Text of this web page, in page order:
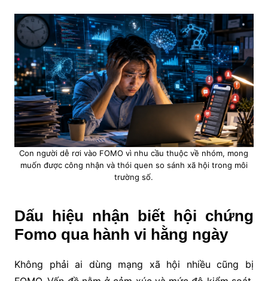
Con người dễ rơi vào FOMO vì nhu cầu thuộc về nhóm, mong
muốn được công nhận và thói quen so sánh xã hội trong môi
trường số.
Dấu hiệu nhận biết hội chứng
Fomo qua hành vi hằng ngày
Không phải ai dùng mạng xã hội nhiều cũng bị